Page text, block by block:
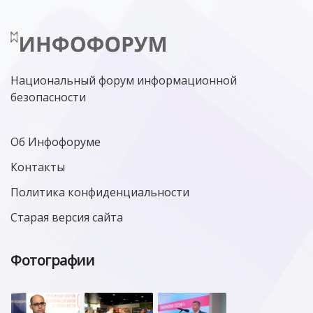
Национальный форум информационной
безопасности
Об Инфофоруме
Контакты
Политика конфиденциальности
Старая версия сайта
Фотографии